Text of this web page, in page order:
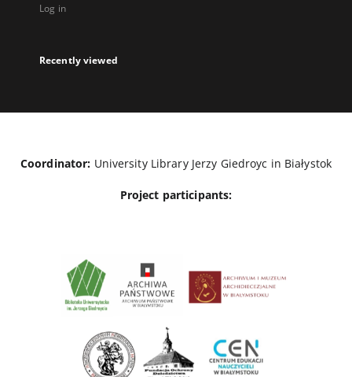
Log in
Recently viewed
Coordinator: University Library Jerzy Giedroyc in Białystok
Project participants: